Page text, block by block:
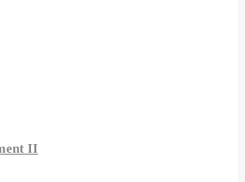
II